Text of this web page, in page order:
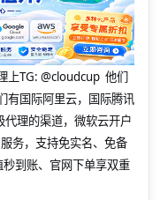
上TG: @cloudcup 他们
有国际阿里云，国际腾讯
理的渠道，微软云开户
务，支持免实名、免备
到账、官网下单享双重